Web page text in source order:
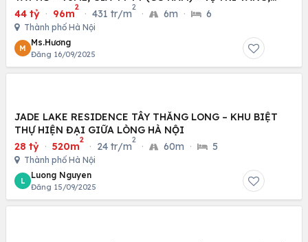
KINH
44 tỷ · 96m
2
· 431 tr/m
2
· 6m · 6
Thành phố Hà Nội
M
Ms.Hương
Đăng 16/09/2025
JADE LAKE RESIDENCE TÂY THĂNG LONG – KHU BIỆT
THỰ HIỆN ĐẠI GIỮA LÒNG HÀ NỘI
28 tỷ · 520m
2
· 24 tr/m
2
· 60m · 5
Thành phố Hà Nội
L
Luong Nguyen
Đăng 15/09/2025